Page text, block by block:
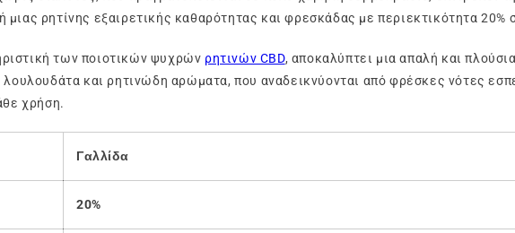
ρητίνης εξαιρετικής καθαρότητας και φρεσκάδας με περιεκτικότητα 20%
των ποιοτικών ψυχρών ρητινών CBD, αποκαλύπτει μια απαλή και
και ρητινώδη αρώματα, που αναδεικνύονται από φρέσκες νότες
χρήση.
Γαλλίδα
20%